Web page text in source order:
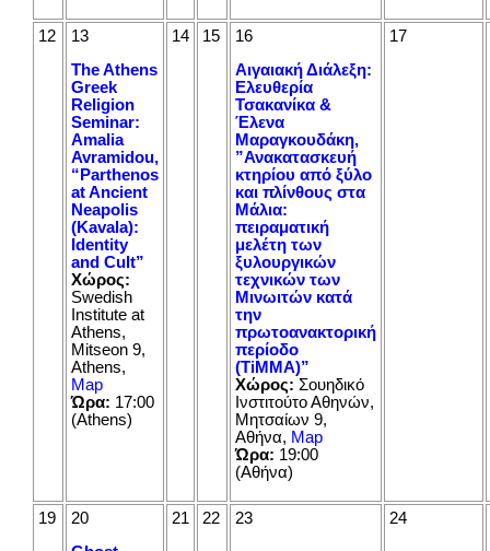
12
13
The Athens
Greek
Religion
Seminar:
Amalia
Avramidou,
“Parthenos
at Ancient
Neapolis
(Kavala):
Identity
and Cult”
Χώρος:
Swedish
Institute at
Athens,
Mitseon 9,
Athens,
Map
Ώρα: 17:00
(Athens)
14 15
16
Αιγαιακή Διάλεξη:
Ελευθερία
Τσακανίκα &
Έλενα
Μαραγκουδάκη,
”Ανακατασκευή
κτηρίου από ξύλο
και πλίνθους στα
Μάλια:
πειραματική
μελέτη των
ξυλουργικών
τεχνικών των
Μινωιτών κατά
την
πρωτοανακτορική
περίοδο
(TiMMA)”
Χώρος: Σουηδικό
Ινστιτούτο Αθηνών,
Μητσαίων 9,
Αθήνα, Map
Ώρα: 19:00
(Αθήνα)
17
19
20
21 22 23 24